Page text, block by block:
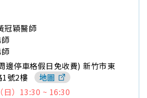
冠穎醫師
邊停車格假日免收費) 新竹市東
1號2樓
地圖
日）13:30 ~ 16:30